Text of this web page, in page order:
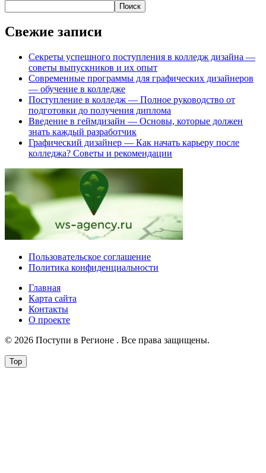
Поиск
Свежие записи
Секреты успешного поступления в колледж дизайна —
советы выпускников и их опыт
Современные программы для графических дизайнеров
— обучение в колледже
Поступление в колледж — Полное руководство от
подготовки до получения диплома
Введение в геймдизайн — Основы, которые должен
знать каждый разработчик
Графический дизайнер — Как начать карьеру после
колледжа? Советы и рекомендации
Пользовательское соглашение
Политика конфиденциальности
Главная
Карта сайта
Контакты
О проекте
© 2026 Поступи в Регионе . Все права защищены.
Top